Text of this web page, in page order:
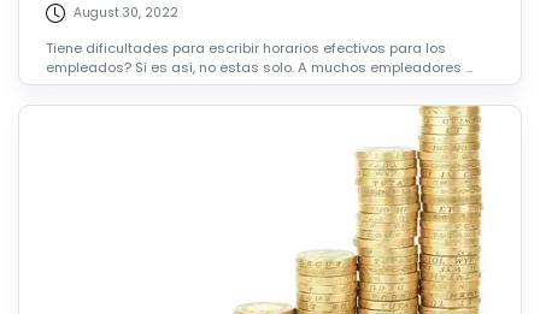
August 30, 2022
Tiene dificultades para escribir horarios efectivos para los
empleados? Si es asi, no estas solo. A muchos empleadores ...